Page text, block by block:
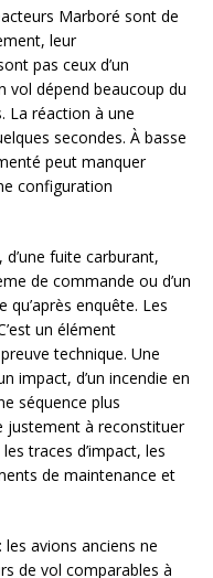
Marboré sont de
leur
pas ceux d’un
vol dépend beaucoup du
La réaction à une
secondes. À basse
peut manquer
configuration
d’une fuite carburant,
de commande ou d’un
enquête. Les
un élément
technique. Une
impact, d’un incendie en
séquence plus
justement à reconstituer
traces d’impact, les
de maintenance et
avions anciens ne
de vol comparables à